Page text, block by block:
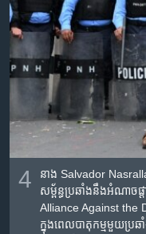
4
នាង Salvador
សម្ព័ន្ធ​ប្រឆាំង​នឹង​អំណាច​
Alliance Against the
ក្នុង​ពេល​បាតុកម្ម​មួយ​ប្រ